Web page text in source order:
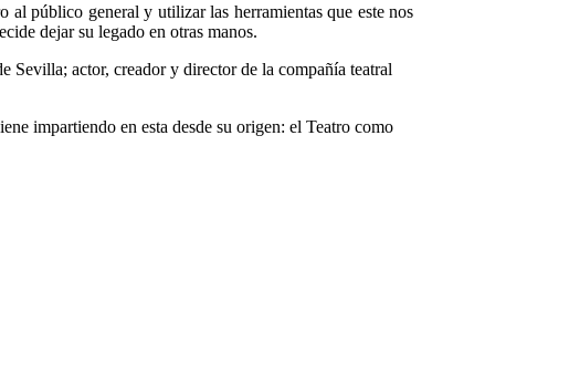
al público general y utilizar las herramientas que este nos
dejar su legado en otras manos.
actor, creador y director de la compañía teatral
impartiendo en esta desde su origen: el Teatro como